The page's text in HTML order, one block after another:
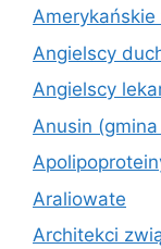
Angielscy
Angielscy
Anusin
Araliowate
Architekci